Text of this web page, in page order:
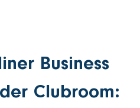
Business
Clubroom: